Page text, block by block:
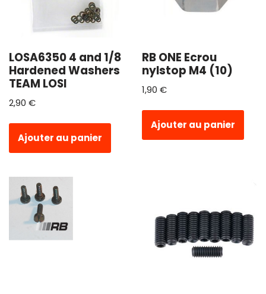
LOSA6350 4 and 1/8
Hardened Washers
TEAM LOSI
2,90 €
Ajouter au panier
RB ONE Ecrou
nylstop M4 (10)
1,90 €
Ajouter au panier